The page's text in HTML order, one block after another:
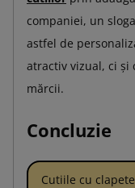
companiei, un
astfel de
atractiv vizual, ci
mărcii.
Concluzie
Cutiile cu